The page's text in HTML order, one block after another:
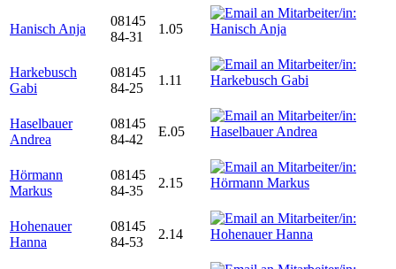
Hanisch Anja
08145
84-31
1.05
Harkebusch
Gabi
08145
84-25
1.11
Haselbauer
Andrea
08145
84-42
E.05
Hörmann
Markus
08145
84-35
2.15
Hohenauer
Hanna
08145
84-53
2.14